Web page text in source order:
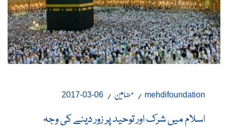
mehdifoundation مضامین 06-03-2017
اسلام میں شرک اور توحید پر زور دینے کی وجہ